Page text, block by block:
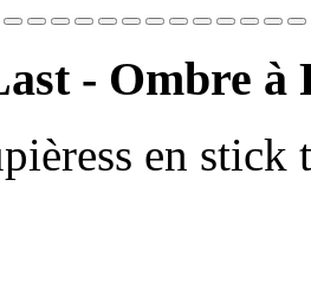
- Ombre à
en stick